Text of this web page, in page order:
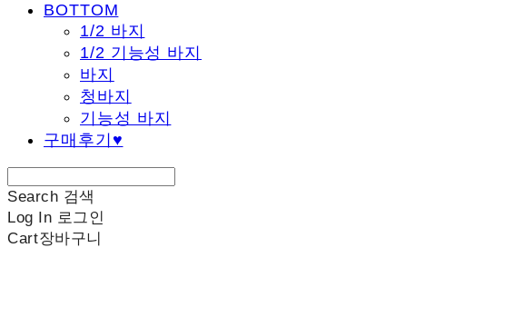
BOTTOM
1/2 바지
1/2 기능성 바지
바지
청바지
기능성 바지
구매후기♥
Search 검색
Log In 로그인
Cart장바구니